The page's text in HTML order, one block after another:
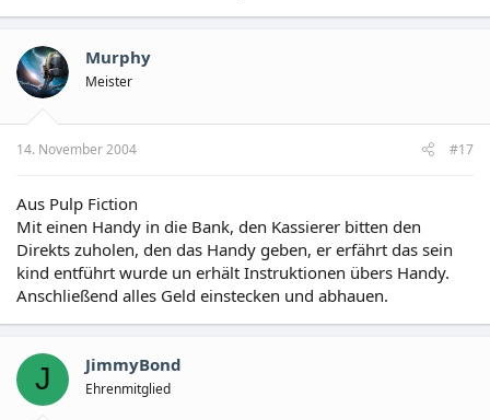
Murphy
Meister
14. November 2004 #17
Aus Pulp Fiction
Mit einen Handy in die Bank, den Kassierer bitten den
Direkts zuholen, den das Handy geben, er erfährt das sein
kind entführt wurde un erhält Instruktionen übers Handy.
Anschließend alles Geld einstecken und abhauen.
J JimmyBond
Ehrenmitglied